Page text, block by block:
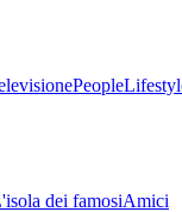
People
dei famosiAmici